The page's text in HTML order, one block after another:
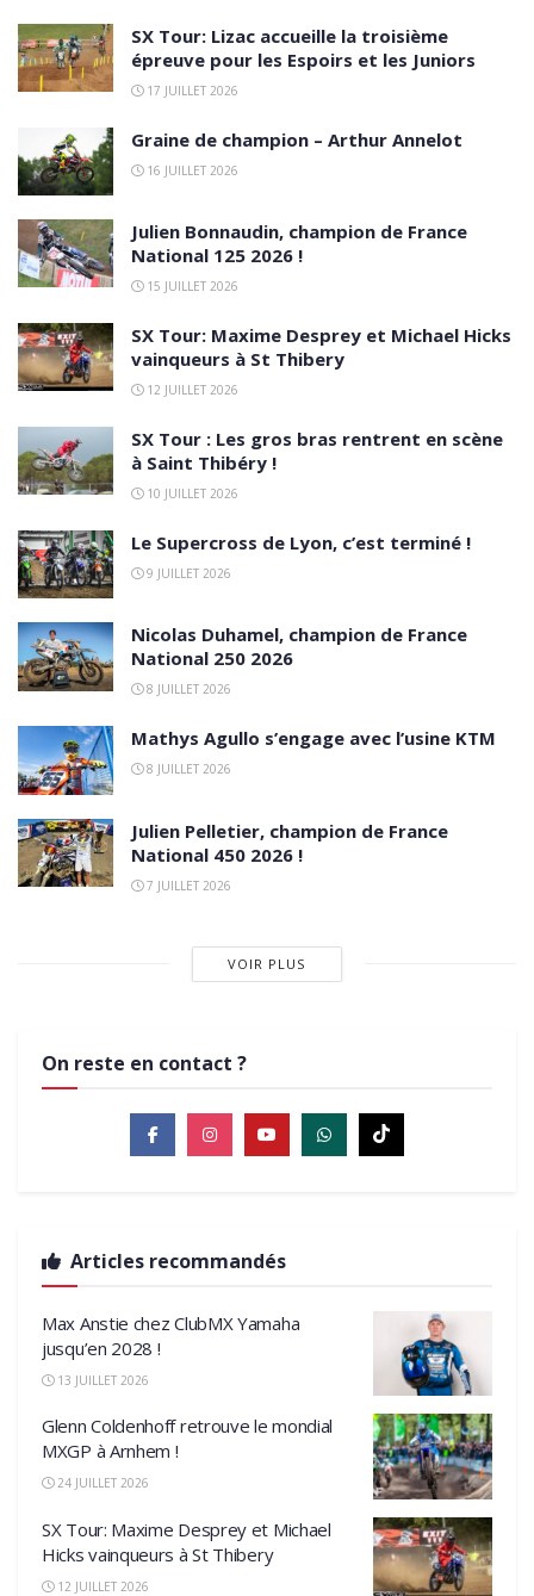
SX Tour: Lizac accueille la troisième
épreuve pour les Espoirs et les Juniors
17 JUILLET 2026
Graine de champion – Arthur Annelot
16 JUILLET 2026
Julien Bonnaudin, champion de France
National 125 2026 !
15 JUILLET 2026
SX Tour: Maxime Desprey et Michael Hicks
vainqueurs à St Thibery
12 JUILLET 2026
SX Tour : Les gros bras rentrent en scène
à Saint Thibéry !
10 JUILLET 2026
Le Supercross de Lyon, c’est terminé !
9 JUILLET 2026
Nicolas Duhamel, champion de France
National 250 2026
8 JUILLET 2026
Mathys Agullo s’engage avec l’usine KTM
8 JUILLET 2026
Julien Pelletier, champion de France
National 450 2026 !
7 JUILLET 2026
VOIR PLUS
On reste en contact ?
Articles recommandés
Max Anstie chez ClubMX Yamaha
jusqu’en 2028 !
13 JUILLET 2026
Glenn Coldenhoff retrouve le mondial
MXGP à Arnhem !
24 JUILLET 2026
SX Tour: Maxime Desprey et Michael
Hicks vainqueurs à St Thibery
12 JUILLET 2026